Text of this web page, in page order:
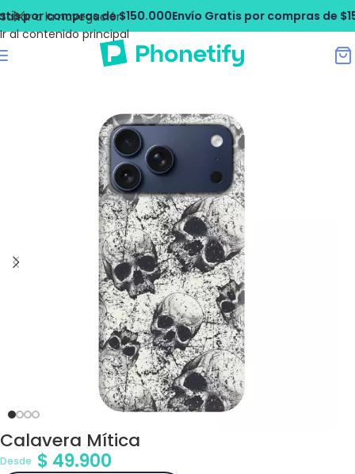
Saltar a la navegación
Ir al contenido principal
compras de $150.000Envío Gratis por compras de
Calavera Mítica
Desde $ 49.900